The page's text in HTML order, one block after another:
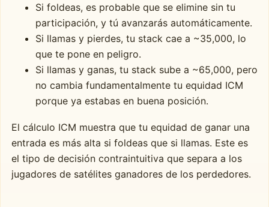
Si foldeas, es probable que se elimine sin tu
participación, y tú avanzarás automáticamente.
Si llamas y pierdes, tu stack cae a ~35,000, lo
que te pone en peligro.
Si llamas y ganas, tu stack sube a ~65,000, pero
no cambia fundamentalmente tu equidad ICM
porque ya estabas en buena posición.
El cálculo ICM muestra que tu equidad de ganar una
entrada es más alta si foldeas que si llamas. Este es
el tipo de decisión contraintuitiva que separa a los
jugadores de satélites ganadores de los perdedores.